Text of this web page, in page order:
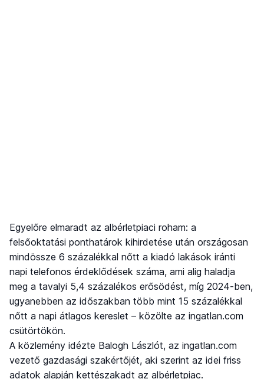
Egyelőre elmaradt az albérletpiaci roham: a
felsőoktatási ponthatárok kihirdetése után országosan
mindössze 6 százalékkal nőtt a kiadó lakások iránti
napi telefonos érdeklődések száma, ami alig haladja
meg a tavalyi 5,4 százalékos erősödést, míg 2024-ben,
ugyanebben az időszakban több mint 15 százalékkal
nőtt a napi átlagos kereslet – közölte az ingatlan.com
csütörtökön.
A közlemény idézte Balogh Lászlót, az ingatlan.com
vezető gazdasági szakértőjét, aki szerint az idei friss
adatok alapján kettészakadt az albérletpiac.